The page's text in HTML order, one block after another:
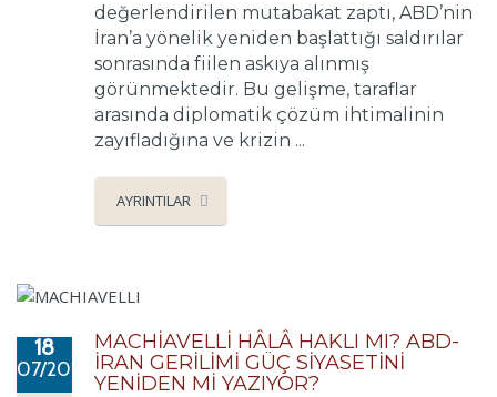
değerlendirilen mutabakat zaptı, ABD’nin
İran’a yönelik yeniden başlattığı saldırılar
sonrasında fiilen askıya alınmış
görünmektedir. Bu gelişme, taraflar
arasında diplomatik çözüm ihtimalinin
zayıfladığına ve krizin ...
AYRINTILAR
18
07/2026
MACHİAVELLİ HÂLÂ HAKLI MI? ABD-
İRAN GERİLİMİ GÜÇ SİYASETİNİ
YENİDEN Mİ YAZIYOR?